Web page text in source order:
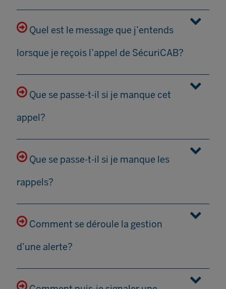
Quel est le message que j’entends
lorsque je reçois l’appel de SécuriCAB?
Que se passe-t-il si je manque cet
appel?
Que se passe-t-il si je manque les
rappels?
Comment se déroule la gestion
d’une alerte?